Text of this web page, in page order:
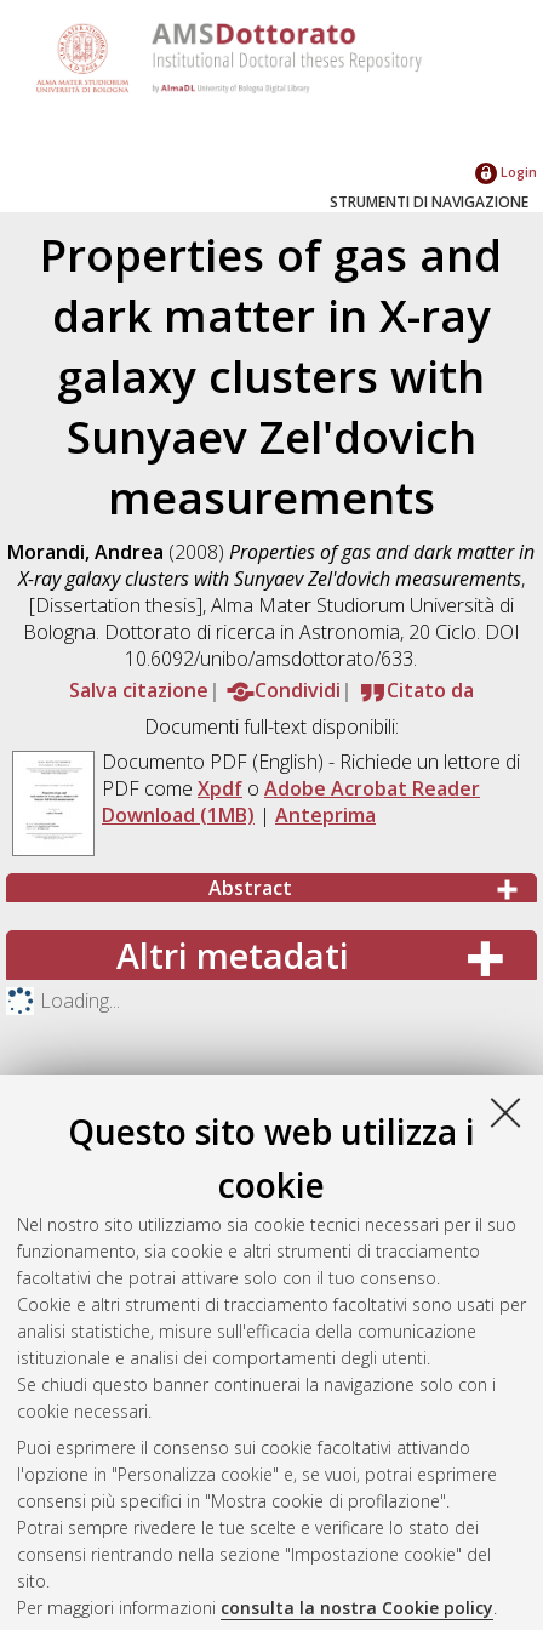
Questo sito web utilizza i
cookie
Nel nostro sito utilizziamo sia cookie tecnici necessari per il suo
funzionamento, sia cookie e altri strumenti di tracciamento
facoltativi che potrai attivare solo con il tuo consenso.
Cookie e altri strumenti di tracciamento facoltativi sono usati per
analisi statistiche, misure sull'efficacia della comunicazione
istituzionale e analisi dei comportamenti degli utenti.
Se chiudi questo banner continuerai la navigazione solo con i
cookie necessari.
Puoi esprimere il consenso sui cookie facoltativi attivando
l'opzione in "Personalizza cookie" e, se vuoi, potrai esprimere
consensi più specifici in "Mostra cookie di profilazione".
Potrai sempre rivedere le tue scelte e verificare lo stato dei
consensi rientrando nella sezione "Impostazione cookie" del
sito.
Per maggiori informazioni consulta la nostra Cookie policy.
Login
STRUMENTI DI NAVIGAZIONE
Properties of gas and
dark matter in X-ray
galaxy clusters with
Sunyaev Zel'dovich
measurements
Morandi, Andrea (2008)Properties of gas and dark matter in
X-ray galaxy clusters with Sunyaev Zel'dovich measurements,
[Dissertation thesis], Alma Mater Studiorum Università di
Bologna. Dottorato di ricerca in Astronomia, 20 Ciclo. DOI
10.6092/unibo/amsdottorato/633.
Salva citazione
Condividi
Citato da
Documenti full-text disponibili:
Documento PDF(English) - Richiede un lettore di
PDF come Xpdfo Adobe Acrobat Reader
Download (1MB) | Anteprima
Abstract
Altri metadati
Loading...
Gestione del documento:
Atom
Rss 1.0
Rss 2.0
ISSN: 2038-7946